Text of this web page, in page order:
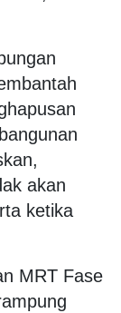
akan
ketika
MRT Fase